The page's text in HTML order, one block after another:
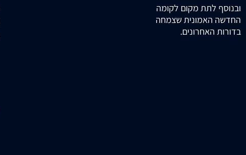
ובנוסף לתת מקום לקומה
החדשה האמונית שצמחה
בדורות האחרונים.